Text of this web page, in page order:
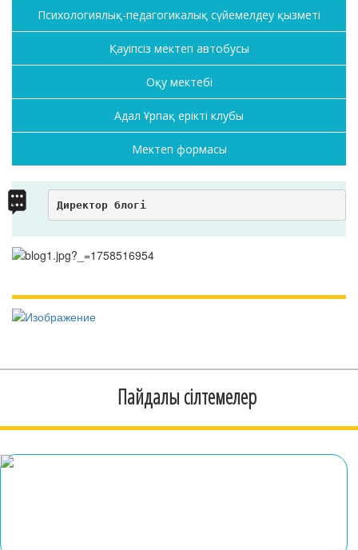
Психологиялық-педагогикалық сүйемелдеу қызметі
Қауіпсіз мектеп автобусы
Оқу мектебі
Адал Ұрпақ ерікті клубы
Мектеп формасы
Директор блогі
Пайдалы сілтемелер